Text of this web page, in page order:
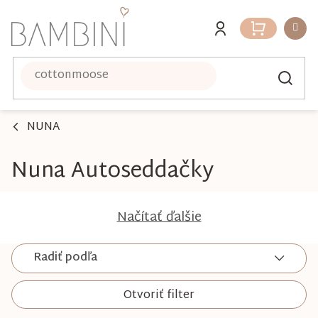
na
obsah
Nákupný
košík
NUNA
Nuna Autoseddačky
Načítať ďalšie
Radiť podľa
Otvoriť filter